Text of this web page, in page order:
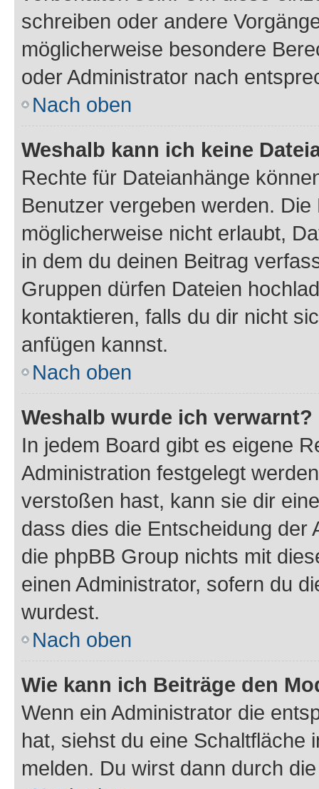
schreiben oder andere
möglicherweise besondere
oder Administrator nach
Nach oben
Weshalb kann ich keine
Rechte für Dateianhänge
Benutzer vergeben werden.
möglicherweise nicht erlaubt,
in dem du deinen Beitrag
Gruppen dürfen Dateien
kontaktieren, falls du dir nicht
anfügen kannst.
Nach oben
Weshalb wurde ich verwarnt?
In jedem Board gibt es eigene
Administration festgelegt
verstoßen hast, kann sie dir
dass dies die Entscheidung der
die phpBB Group nichts mit
einen Administrator, sofern du
wurdest.
Nach oben
Wie kann ich Beiträge den
Wenn ein Administrator die
hat, siehst du eine Schaltfläche
melden. Du wirst dann durch